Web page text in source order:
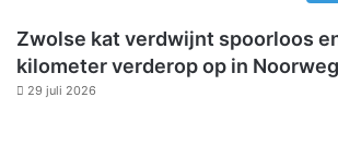
Zwolse kat verdwijnt spoorloos
kilometer verderop op in
29 juli 2026